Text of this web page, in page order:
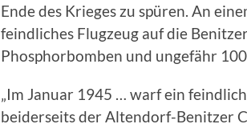
Ende des Krieges zu spüren. An
feindliches Flugzeug auf die
Phosphorbomben und ungefähr
„Im Januar 1945 … warf ein
beiderseits der Altendorf-Benitzer